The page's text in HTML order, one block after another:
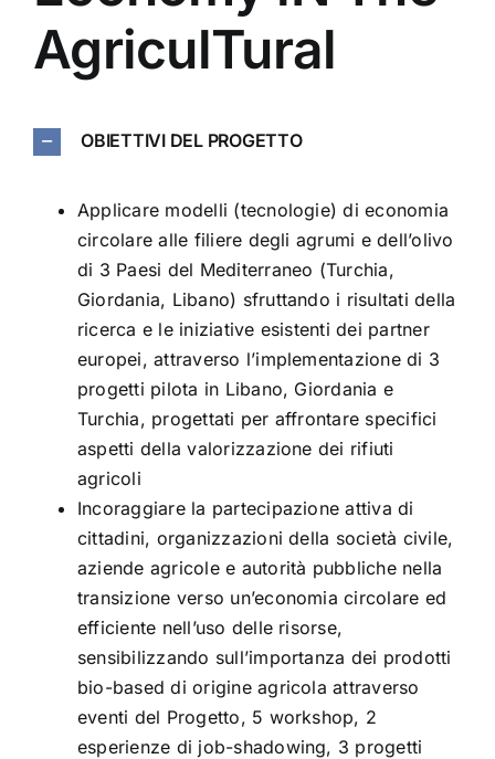
AgriculTural
OBIETTIVI DEL PROGETTO
Applicare modelli (tecnologie) di economia
circolare alle filiere degli agrumi e dell’olivo
di 3 Paesi del Mediterraneo (Turchia,
Giordania, Libano) sfruttando i risultati della
ricerca e le iniziative esistenti dei partner
europei, attraverso l’implementazione di 3
progetti pilota in Libano, Giordania e
Turchia, progettati per affrontare specifici
aspetti della valorizzazione dei rifiuti
agricoli
Incoraggiare la partecipazione attiva di
cittadini, organizzazioni della società civile,
aziende agricole e autorità pubbliche nella
transizione verso un’economia circolare ed
efficiente nell’uso delle risorse,
sensibilizzando sull’importanza dei prodotti
bio-based di origine agricola attraverso
eventi del Progetto, 5 workshop, 2
esperienze di job-shadowing, 3 progetti